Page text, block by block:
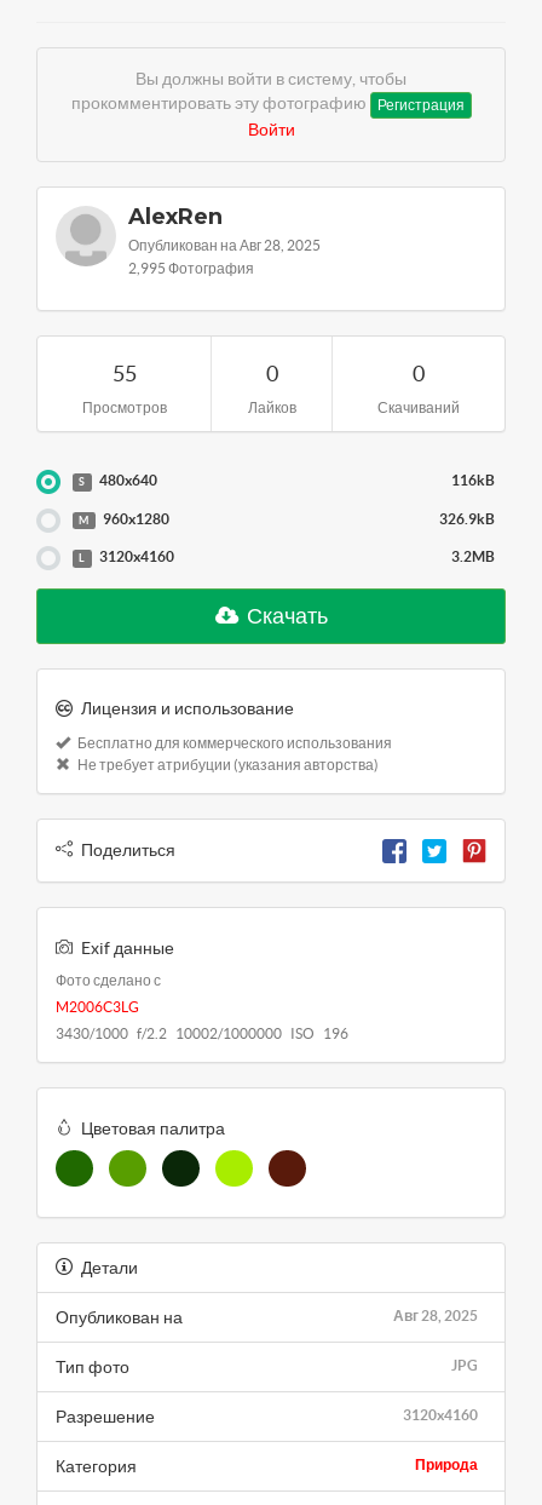
Вы должны войти в систему, чтобы
прокомментировать эту фотографию
Регистрация
Войти
AlexRen
Опубликован на Авг 28, 2025
2,995 Фотография
55
Просмотров
0
Лайков
0
Скачиваний
S 480x640 116kB
M 960x1280 326.9kB
L 3120x4160 3.2MB
Скачать
Лицензия и использование
Бесплатно для коммерческого использования
Не требует атрибуции (указания авторства)
Поделиться
Exif данные
Фото сделано с
M2006C3LG
3430/1000 f/2.2 10002/1000000 ISO 196
Цветовая палитра
Детали
Авг 28, 2025
Опубликован на
JPG
Тип фото
3120x4160
Разрешение
Природа
Категория